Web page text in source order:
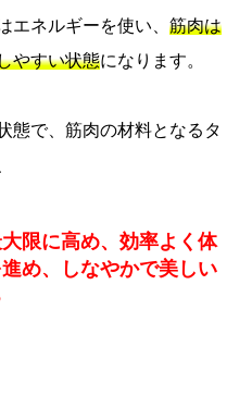
エネルギーを使い、 筋肉は
やすい状態になります。
態で、筋肉の材料となるタ
限に高め、効率よく体
め、しなやかで美しい